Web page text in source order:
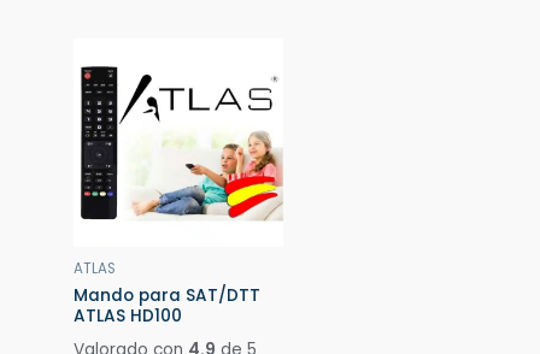
ATLAS
Mando para SAT/DTT
ATLAS HD100